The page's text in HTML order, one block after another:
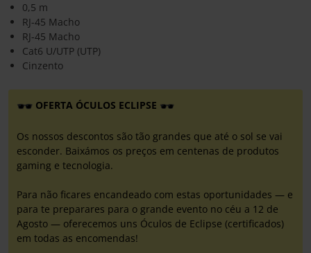
0,5 m
RJ-45 Macho
RJ-45 Macho
Cat6 U/UTP (UTP)
Cinzento
OFERTA ÓCULOS ECLIPSE
Os nossos descontos são tão grandes que até o sol se vai
esconder. Baixámos os preços em centenas de produtos
gaming e tecnologia.
Para não ficares encandeado com estas oportunidades — e
para te preparares para o grande evento no céu a 12 de
Agosto — oferecemos uns Óculos de Eclipse (certificados)
em todas as encomendas!